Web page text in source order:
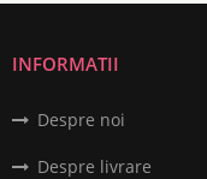
INFORMATII
Despre noi
Despre livrare